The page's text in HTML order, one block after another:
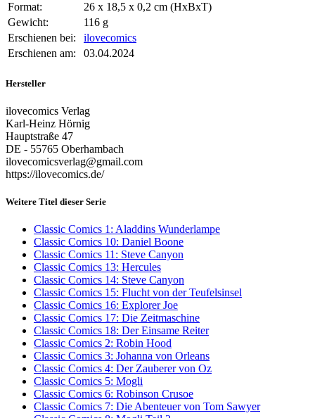
Format:
26 x 18,5 x 0,2 cm (HxBxT)
Gewicht:
116 g
Erschienen bei:
ilovecomics
Erschienen am:
03.04.2024
Hersteller
ilovecomics Verlag
Karl-Heinz Hörnig
Hauptstraße 47
DE - 55765 Oberhambach
ilovecomicsverlag@gmail.com
https://ilovecomics.de/
Weitere Titel dieser Serie
Classic Comics 1: Aladdins Wunderlampe
Classic Comics 10: Daniel Boone
Classic Comics 11: Steve Canyon
Classic Comics 13: Hercules
Classic Comics 14: Steve Canyon
Classic Comics 15: Flucht von der Teufelsinsel
Classic Comics 16: Explorer Joe
Classic Comics 17: Die Zeitmaschine
Classic Comics 18: Der Einsame Reiter
Classic Comics 2: Robin Hood
Classic Comics 3: Johanna von Orleans
Classic Comics 4: Der Zauberer von Oz
Classic Comics 5: Mogli
Classic Comics 6: Robinson Crusoe
Classic Comics 7: Die Abenteuer von Tom Sawyer